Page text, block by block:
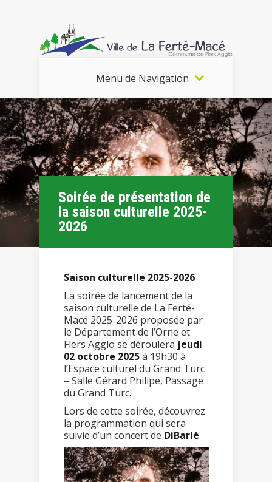
Menu de Navigation
Soirée de présentation de
la saison culturelle 2025-
2026
Saison culturelle 2025-2026
La soirée de lancement de la
saison culturelle de La Ferté-
Macé 2025-2026 proposée par
le Département de l’Orne et
Flers Agglo se déroulera jeudi
02 octobre 2025à 19h30 à
l’Espace culturel du Grand Turc
– Salle Gérard Philipe, Passage
du Grand Turc.
Lors de cette soirée, découvrez
la programmation qui sera
suivie d’un concert de DiBarlé.